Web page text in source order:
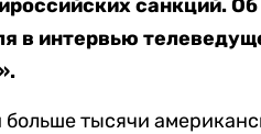
санкций.
в интервью
тысячи